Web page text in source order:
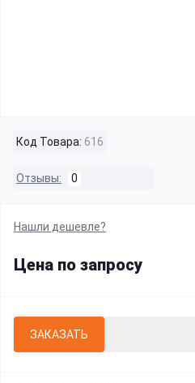
Код Товара: 616
Отзывы: 0
Нашли дешевле?
Цена по запросу
ЗАКАЗАТЬ